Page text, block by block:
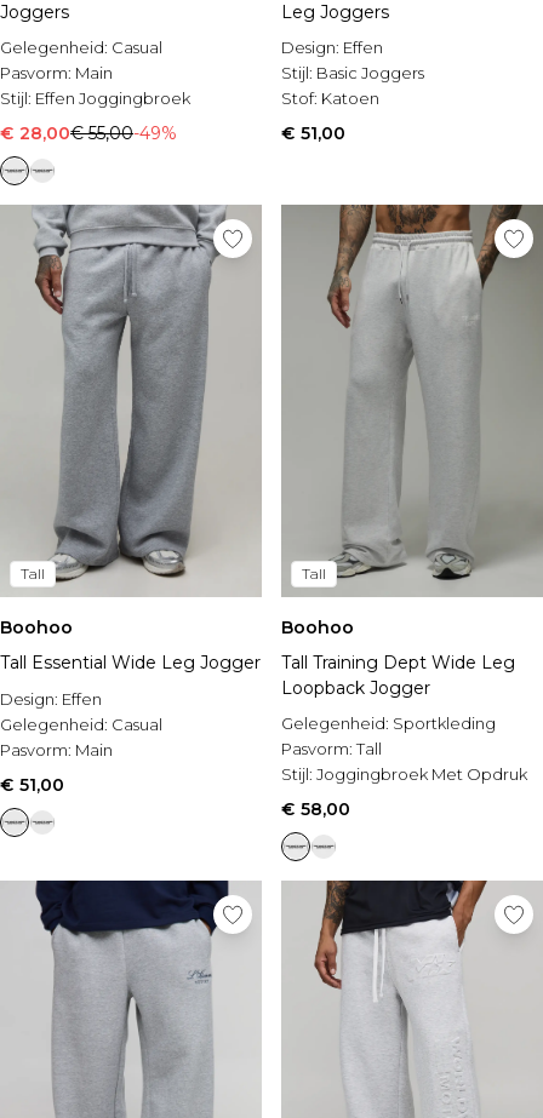
Joggers
Gelegenheid: Casual
Pasvorm: Main
Stijl: Effen Joggingbroek
€ 28,00€ 55,00-49%
Leg Joggers
Design: Effen
Stijl: Basic Joggers
Stof: Katoen
€ 51,00
Tall
Boohoo
Tall Essential Wide Leg Jogger
Design: Effen
Gelegenheid: Casual
Pasvorm: Main
€ 51,00
Tall
Boohoo
Tall Training Dept Wide Leg
Loopback Jogger
Gelegenheid: Sportkleding
Pasvorm:Tall
Stijl: Joggingbroek Met Opdruk
€ 58,00